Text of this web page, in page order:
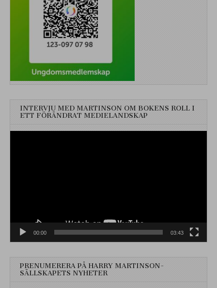
INTERVJU MED MARTINSON OM BOKENS ROLL I
ETT FÖRÄNDRAT MEDIELANDSKAP
00:00 03:43
PRENUMERERA PÅ HARRY MARTINSON-
SÄLLSKAPETS NYHETER